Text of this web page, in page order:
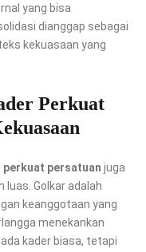
yang bisa
dianggap sebagai
kekuasaan yang
Perkuat
perkuat persatuan juga
luas. Golkar adalah
keanggotaan yang
menekankan
kader biasa, tetapi